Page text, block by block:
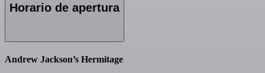
Horario de apertura
Andrew Jackson’s Hermitage